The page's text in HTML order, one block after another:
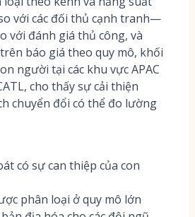
với các đối thủ cạnh tranh—
với đánh giá thủ công, và
trên báo giá theo quy mô, khối
người tại các khu vực APAC
cho thấy sự cải thiện
chuyển đổi có thể đo lường
có sự can thiệp của con
phân loại ở quy mô lớn